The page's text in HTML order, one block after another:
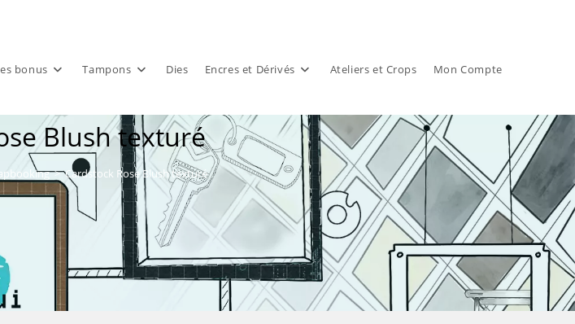
bonus Tampons Dies Encres et Dérivés Ateliers et Crops Mon Compte
Blush texturé
> Cardstock Rose Blush texturé